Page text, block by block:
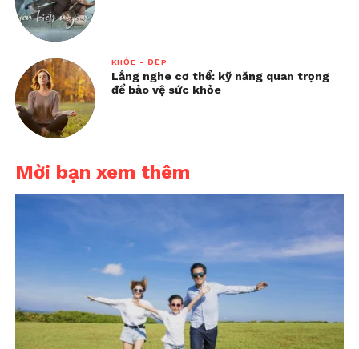
KHỎE - ĐẸP
Lắng nghe cơ thể: kỹ năng quan trọng
để bảo vệ sức khỏe
Mời bạn xem thêm